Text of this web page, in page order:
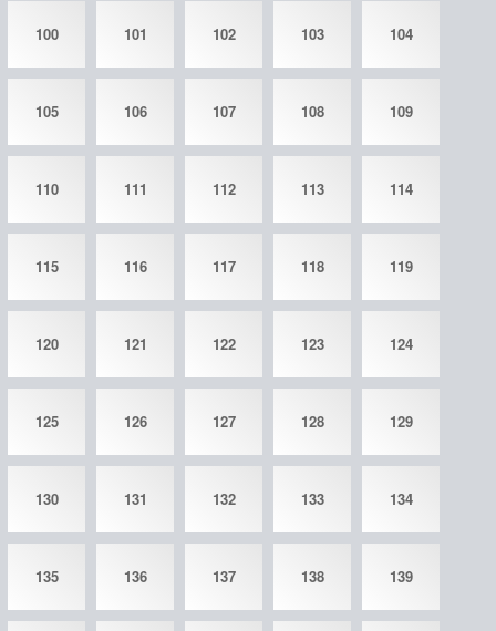
100 101 102 103 104
105 106 107 108 109
110 111 112 113 114
115 116 117 118 119
120 121 122 123 124
125 126 127 128 129
130 131 132 133 134
135 136 137 138 139